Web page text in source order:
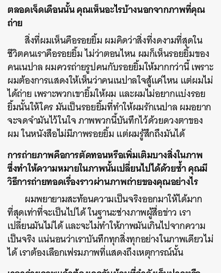
ตลอดเจ็ดเดือนนั้น คุณเห็นอะไรบ้างนอกจากภาพที่คุณ
ถ่าย
สิ่งที่ผมเห็นคือรอยยิ้ม ผมคิดว่าสิ่งที่งดงามที่สุดใน
ชีวิตคนเราคือรอยยิ้ม ไม่ว่าตอนไหน ผมก็เห็นรอยยิ้มของ
คนเนปาล ผมควรถ่ายรูปคนกับรอยยิ้มให้มากกว่านี้ เพราะ
ผมต้องการแสดงให้เห็นว่าคนเนปาลใจสู้แค่ไหน แต่ผมไม่
ได้ถ่าย เพราะพวกเขายิ้มให้ผม และผมไม่อยากแบ่งรอย
ยิ้มนั้นให้ใคร มันเป็นรอยยิ้มที่ทำให้ผมรักเนปาล ผมอยาก
จะจดจำมันไว้ในใจ ภาพพวกนี้บันทึกไว้ด้วยดวงตาของ
ผม ในหนังสือไม่มีภาพรอยยิ้ม แต่ผมรู้สึกถึงมันได้
การถ่ายภาพคือการตัดทอนหรือเพิ่มเติมบางสิ่งในภาพ
ซึ่งทำให้ความหมายในภาพนั้นเปลี่ยนไปได้ด้วยซ้ำ คุณมี
วิธีการถ่ายทอดเรื่องราวผ่านภาพถ่ายของคุณอย่างไร
ผมพยายามสะท้อนความเป็นจริงออกมาให้ได้มาก
ที่สุดเท่าที่จะเป็นไปได้ ในฐานะช่างภาพผู้สื่อข่าว เรา
เปลี่ยนมันไม่ได้ และจะไม่ทำให้ภาพมันเกินไปจากความ
เป็นจริง แน่นอนว่าเราบันทึกทุกสิ่งทุกอย่างในภาพเดียวไม่
ได้ เราต้องเลือกเฟรมภาพที่แสดงถึงเหตุการณ์นั้น